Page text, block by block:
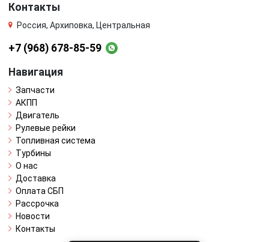
Контакты
Россия, Архиповка, Центральная
+7 (968) 678-85-59
Навигация
Запчасти
АКПП
Двигатель
Рулевые рейки
Топливная система
Турбины
О нас
Доставка
Оплата СБП
Рассрочка
Новости
Контакты